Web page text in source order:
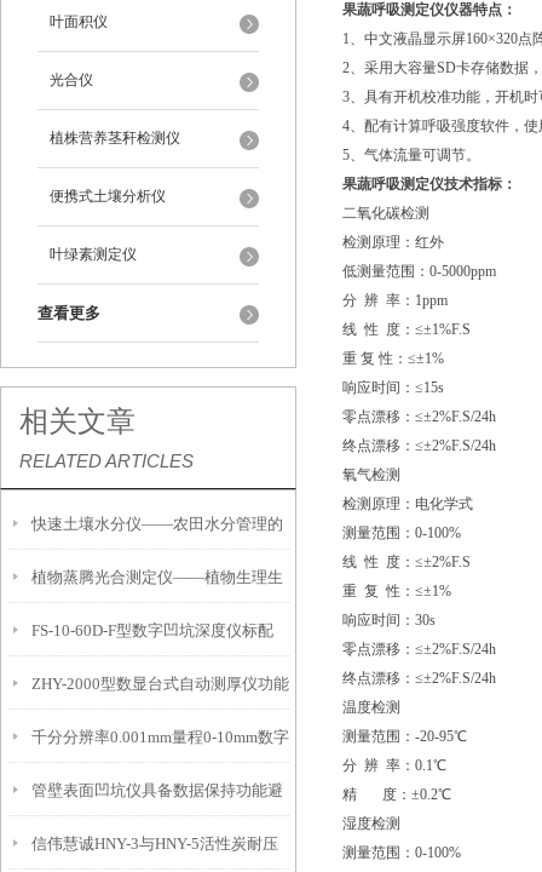
叶面积仪
光合仪
植株营养茎秆检测仪
便携式土壤分析仪
叶绿素测定仪
查看更多
相关文章
RELATED ARTICLES
快速土壤水分仪——农田水分管理的
便携式检测工具
植物蒸腾光合测定仪——植物生理生
态的实时监测设备
FS-10-60D-F型数字凹坑深度仪标配
IP54级表头分辨率0.01mm量程
10mm！
ZHY-2000型数显台式自动测厚仪功能
特点
千分分辨率0.001mm量程0-10mm数字
埋头度仪技术参数！
管壁表面凹坑仪具备数据保持功能避
免测试过程中测针移动导致数据变动
信伟慧诚HNY-3与HNY-5活性炭耐压
果蔬呼吸测定仪仪器特点：
1、中文液晶显示屏160×320点
2、采用大容量SD卡存储数据
3、具有开机校准功能，开机
4、配有计算呼吸强度软件，
5、气体流量可调节。
果蔬呼吸测定仪技术指标：
二氧化碳检测
检测原理：红外
低测量范围：0-5000ppm
分 辨 率：1ppm
线 性 度：≤±1%F.S
重 复 性：≤±1%
响应时间：≤15s
零点漂移：≤±2%F.S/24h
终点漂移：≤±2%F.S/24h
氧气检测
检测原理：电化学式
测量范围：0-100%
线 性 度：≤±2%F.S
重 复 性：≤±1%
响应时间：30s
零点漂移：≤±2%F.S/24h
终点漂移：≤±2%F.S/24h
温度检测
测量范围：-20-95℃
分 辨 率：0.1℃
精 度：±0.2℃
湿度检测
测量范围：0-100%